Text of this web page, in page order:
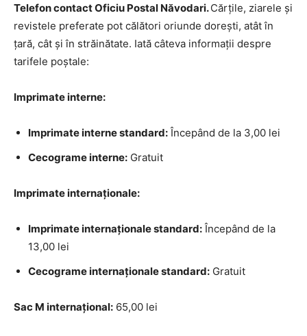
Telefon contact Oficiu Postal Năvodari.Cărțile, ziarele și
revistele preferate pot călători oriunde dorești, atât în
țară, cât și în străinătate. Iată câteva informații despre
tarifele poștale:
Imprimate interne:
Imprimate interne standard: Începând de la 3,00 lei
Cecograme interne: Gratuit
Imprimate internaționale:
Imprimate internaționale standard: Începând de la
13,00 lei
Cecograme internaționale standard: Gratuit
Sac M internațional: 65,00 lei